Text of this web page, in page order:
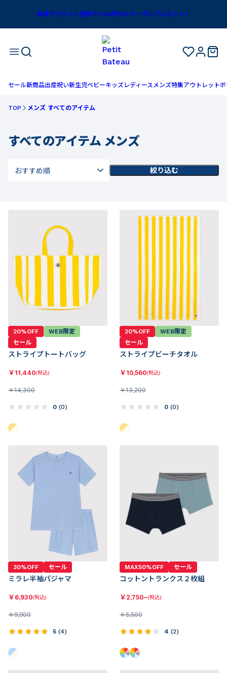
新規アカウント登録で1,100円OFFクーポンプレゼント！
セール新商品出産祝い新生児ベビーキッズ レディースメンズ特集アウトレットボ
TOP メンズ すべてのアイテム
すべてのアイテム メンズ
絞り込む
20%OFF
WEB限定
セール
ストライプトートバッグ
￥11,440(税込)
￥14,300
0 (0)
20%OFF
WEB限定
セール
ストライプビーチタオル
￥10,560(税込)
￥13,200
0 (0)
30%OFF セール
ミラレ半袖パジャマ
￥ 6,930(税込)
￥9,900
5 (4)
MAX50%OFF セール
コットントランクス２枚組
￥2,750~(税込)
￥5,500
4 (2)